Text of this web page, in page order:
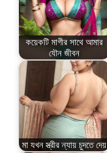
কয়েকটি মাগীর সাথে আমার
যৌন জীবন
মা যখন স্ত্রীর ন্যায় চুদতে দেয়